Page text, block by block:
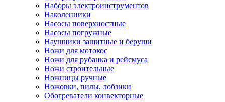
Наборы электроинструментов
Наколенники
Насосы поверхностные
Насосы погружные
Наушники защитные и беруши
Ножи для мотокос
Ножи для рубанка и рейсмуса
Ножи строительные
Ножницы ручные
Ножовки, пилы, лобзики
Обогреватели конвекторные